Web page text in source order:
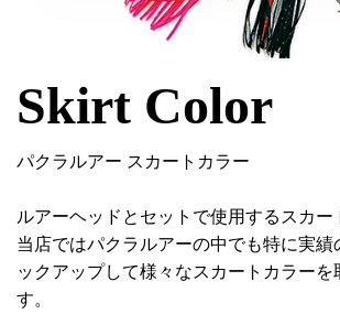
Skirt Color
パクラルアー スカートカラー
ルアーヘッドとセットで使用するスカー
当店ではパクラルアーの中でも特に実績
ックアップして様々なスカートカラーを
す。